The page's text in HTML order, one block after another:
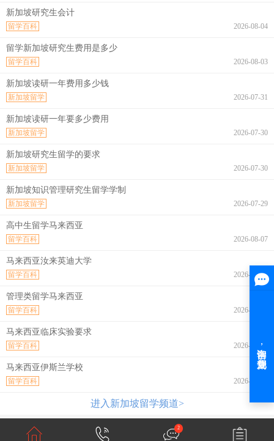
新加坡研究生会计
2026-08-04
留学百科
留学新加坡研究生费用是多少
2026-08-03
留学百科
新加坡读研一年费用多少钱
2026-07-31
新加坡留学
新加坡读研一年要多少费用
2026-07-30
新加坡留学
新加坡研究生留学的要求
2026-07-30
新加坡留学
新加坡知识管理研究生留学学制
2026-07-29
新加坡留学
高中生留学马来西亚
2026-08-07
留学百科
马来西亚汝来英迪大学
2026-08-07
留学百科
管理类留学马来西亚
2026-08-07
留学百科
马来西亚临床实验要求
2026-08-07
留学百科
马来西亚伊斯兰学校
2026-08-07
留学百科
进入新加坡留学频道>
2